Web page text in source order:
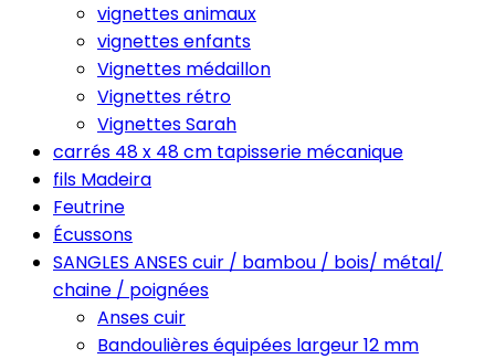
vignettes animaux
vignettes enfants
Vignettes médaillon
Vignettes rétro
Vignettes Sarah
carrés 48 x 48 cm tapisserie mécanique
fils Madeira
Feutrine
Écussons
SANGLES ANSES cuir / bambou / bois/ métal/
chaine / poignées
Anses cuir
Bandoulières équipées largeur 12 mm